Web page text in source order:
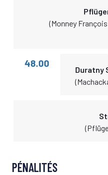
(Monney
48.00
Duratny
PÉNALITÉS